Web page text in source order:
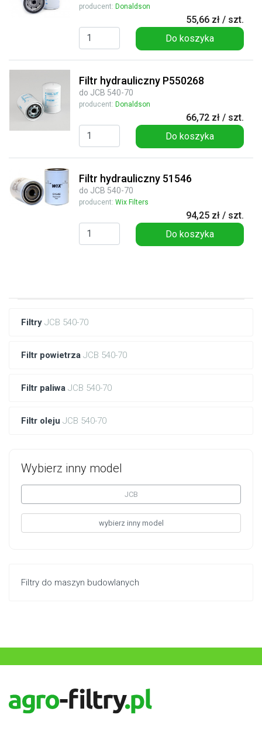
Filtry JCB 540-70
Filtr powietrza JCB 540-70
Filtr paliwa JCB 540-70
Filtr oleju JCB 540-70
Wybierz inny model
JCB
wybierz inny model
Filtry do maszyn budowlanych
producent: Donaldson
55,66 zł / szt.
Do koszyka
Filtr hydrauliczny P550268
do JCB 540-70
producent: Donaldson
66,72 zł / szt.
Do koszyka
Filtr hydrauliczny 51546
do JCB 540-70
producent: Wix Filters
94,25 zł / szt.
Do koszyka